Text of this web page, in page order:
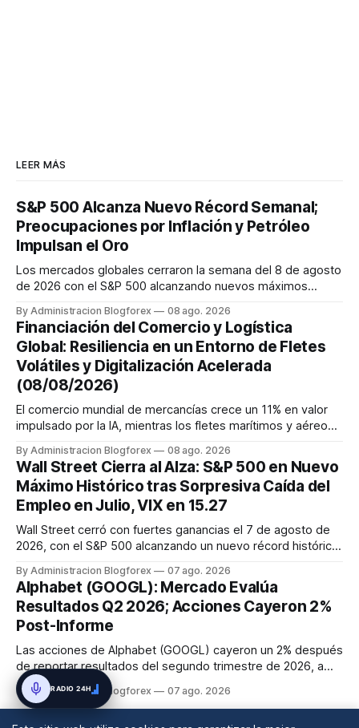
LEER MÁS
S&P 500 Alcanza Nuevo Récord Semanal;
Preocupaciones por Inflación y Petróleo
Impulsan el Oro
Los mercados globales cerraron la semana del 8 de agosto
de 2026 con el S&P 500 alcanzando nuevos máximos
renta fija vio una caída en los rendimientos del Tesoro de
EE. UU. tras un informe de empleo más débil. El petróleo se
mantuvo al ...
By Administracion Blogforex 08 ago. 2026
Financiación del Comercio y Logística
Global: Resiliencia en un Entorno de Fletes
Volátiles y Digitalización Acelerada
(08/08/2026)
El comercio mundial de mercancías crece un 11% en valor
impulsado por la IA, mientras los fletes marítimos y aéreos
disrupciones geopolíticas y congestión. La financiación del
comercio, que depende en un 90% del crédito, se digitaliza
y el mercado...
By Administracion Blogforex 08 ago. 2026
Wall Street Cierra al Alza: S&P 500 en Nuevo
Máximo Histórico tras Sorpresiva Caída del
Empleo en Julio, VIX en 15.27
Wall Street cerró con fuertes ganancias el 7 de agosto de
2026, con el S&P 500 alcanzando un nuevo récord histórico
54,036.93 y el Nasdaq Composite escaló 1.3% a 26,690.62.
El impulso provino de un informe de empleo de julio
inesperadamente ...
By Administracion Blogforex 07 ago. 2026
Alphabet (GOOGL): Mercado Evalúa
Resultados Q2 2026; Acciones Cayeron 2%
Post-Informe
Las acciones de Alphabet (GOOGL) cayeron un 2% después
de reportar resultados del segundo trimestre de 2026, a
pesar de superar las expectativas en ingresos de la nube y
usuarios de Gemini, en un mercado que evalúa el impacto
By Administracion Blogforex 07 ago. 2026
RADIO 24H